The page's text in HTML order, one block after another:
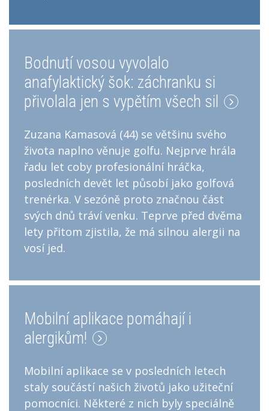
Bodnutí vosou vyvolalo
anafylaktický šok: záchranku si
přivolala jen s vypětím všech sil
Zuzana Kamasová (44) se většinu svého
života naplno věnuje golfu. Nejprve hrála
řadu let coby profesionální hráčka,
posledních devět let působí jako golfová
trenérka. V sezóně proto značnou část
svých dnů tráví venku. Teprve před dvěma
lety přitom zjistila, že má silnou alergii na
vosí jed.
Mobilní aplikace pomáhají i
alergikům!
Mobilní aplikace se v posledních letech
staly součástí našich životů jako užiteční
pomocníci. Některé z nich byly speciálně